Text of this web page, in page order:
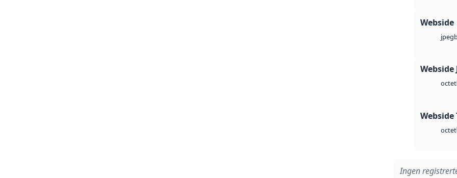
Webside
jpeg
Webside
octet
Webside
octet
Ingen